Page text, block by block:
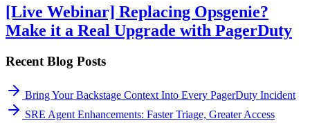
[Live Webinar] Replacing Opsgenie?
Make it a Real Upgrade with PagerDuty
Recent Blog Posts
Bring Your Backstage Context Into Every PagerDuty Incident
SRE Agent Enhancements: Faster Triage, Greater Access